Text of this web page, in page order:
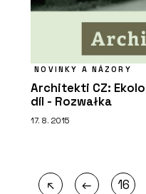
NOVINKY A NÁZORY
Architekti CZ:
díl - Rozwałka
17. 8. 2015
↖ ← 16